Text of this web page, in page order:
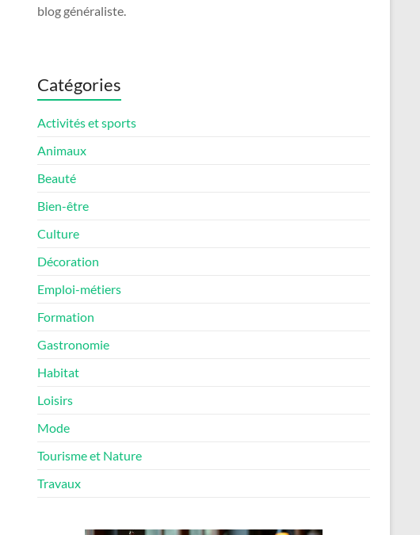
blog généraliste.
Catégories
Activités et sports
Animaux
Beauté
Bien-être
Culture
Décoration
Emploi-métiers
Formation
Gastronomie
Habitat
Loisirs
Mode
Tourisme et Nature
Travaux